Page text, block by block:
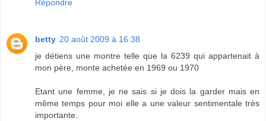
Répondre
betty 20 août 2009 à 16:38
je détiens une montre telle que la 6239 qui appartenait à
mon père, monte achetée en 1969 ou 1970
Etant une femme, je ne sais si je dois la garder mais en
même temps pour moi elle a une valeur sentimentale très
importante.